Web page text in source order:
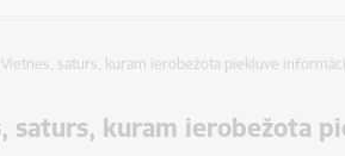
Vietnes, saturs, kuram ierobežota piekļuve
saturs, kuram ierobežota